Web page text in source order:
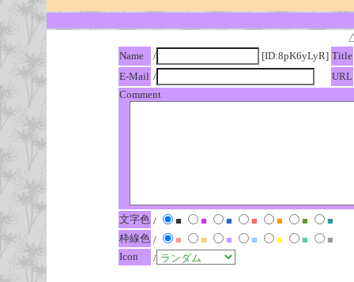
Name
/ [ID:8pK6yLyR] Title
E-Mail /
URL
Comment
文字色 / ■ ■ ■ ■ ■ ■
■
枠線色 / ■ ■ ■ ■ ■ ■
■
Icon
/